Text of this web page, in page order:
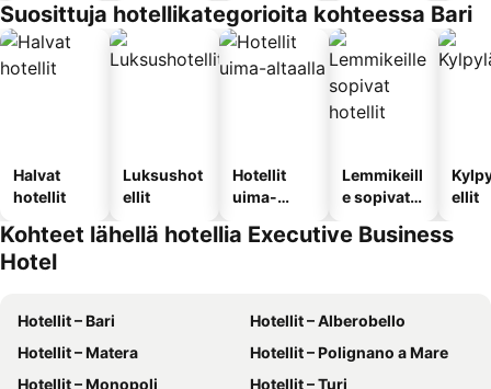
Suosittuja hotellikategorioita kohteessa Bari
Halvat
hotellit
Luksushot
ellit
Hotellit
uima-
Lemmikeill
e sopivat
ellit
Kohteet lähellä hotellia Executive Business
Hotel
Hotellit – Bari
Hotellit – Alberobello
Hotellit – Matera
Hotellit – Polignano a Mare
Hotellit – Monopoli
Hotellit – Turi